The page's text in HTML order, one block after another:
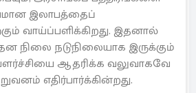
இலாபத்தைப்
வாய்ப்பளிக்கிறது. இதனால்
நிலை நடுநிலையாக இருக்கும்
ஆதரிக்க வலுவாகவே
எதிர்பார்க்கின்றது.